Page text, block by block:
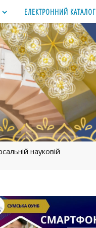
ЕЛЕКТРОННИЙ КАТАЛОГ
науковій